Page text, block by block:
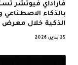
فاراداي فيوتشر
بالذكاء الاصطناعي
الذكية خلال معرض UMEX 2026 في أبوظبي
25 يناير، 2026